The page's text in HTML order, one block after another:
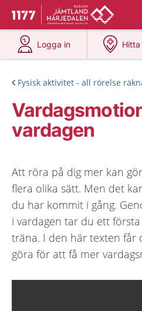
Till startsidan för 1177
Du har valt region
Logga in
på 1177.se
på
Fysisk aktivitet - all rörelse
vardagen
Att röra på dig mer kan
flera olika sätt. Men det
du har kommit i gång.
i vardagen tar du ett
träna. I den här texten får
göra för att få mer